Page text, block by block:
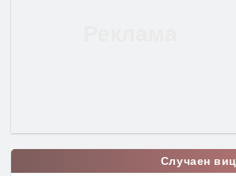
Случаен виц